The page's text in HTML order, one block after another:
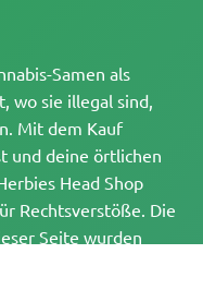
Samen als
wo sie illegal sind,
Mit dem Kauf
und deine örtlichen
Head Shop
Rechtsverstöße. Die
Seite wurden